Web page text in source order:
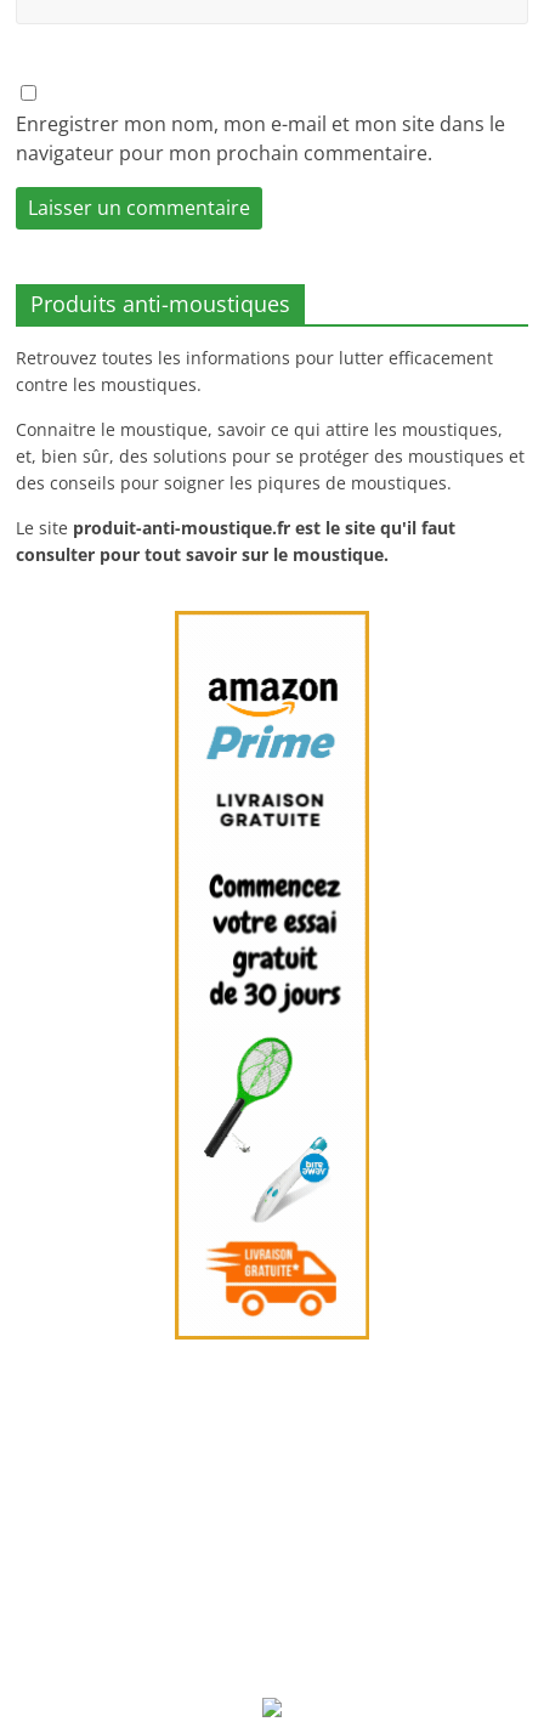
Enregistrer mon nom, mon e-mail et mon site dans le
navigateur pour mon prochain commentaire.
Produits anti-moustiques
Retrouvez toutes les informations pour lutter efficacement
contre les moustiques.
Connaitre le moustique, savoir ce qui attire les moustiques,
et, bien sûr, des solutions pour se protéger des moustiques et
des conseils pour soigner les piqures de moustiques.
Le site produit-anti-moustique.fr est le site qu'il faut
consulter pour tout savoir sur le moustique.